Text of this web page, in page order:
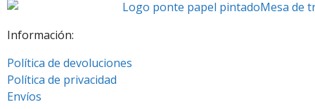
Información:
Política de devoluciones
Política de privacidad
Envíos